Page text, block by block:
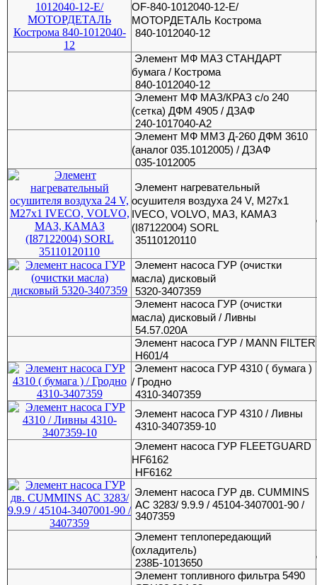
OF-840-1012040-12-E/
МОТОРДЕТАЛЬ Кострома
840-1012040-12
Элемент МФ МАЗ СТАНДАРТ
бумага / Кострома
840-1012040-12
Элемент МФ МАЗ/КРАЗ с/о 240
(сетка) ДФМ 4905 / ДЗАФ
240-1017040-А2
Элемент МФ ММЗ Д-260 ДФМ 3610
(аналог 035.1012005) / ДЗАФ
035-1012005
Элемент нагревательный
осушителя воздуха 24 V, M27x1
IVECO, VOLVO, МАЗ, КАМАЗ
(I87122004) SORL
35110120110
Элемент насоса ГУР (очистки
масла) дисковый
5320-3407359
Элемент насоса ГУР (очистки
масла) дисковый / Ливны
54.57.020А
Элемент насоса ГУР / MANN FILTER
H601/4
Элемент насоса ГУР 4310 ( бумага )
/ Гродно
4310-3407359
Элемент насоса ГУР 4310 / Ливны
4310-3407359-10
Элемент насоса ГУР FLEETGUARD
HF6162
HF6162
Элемент насоса ГУР дв. CUMMINS
АС 3283/ 9.9.9 / 45104-3407001-90 /
3407359
Элемент теплопередающий
(охладитель)
238Б-1013650
Элемент топливного фильтра 5490